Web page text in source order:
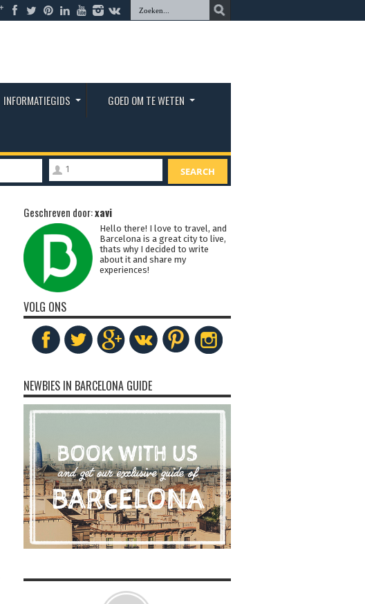
INFORMATIEGIDS GOED OM TE WETEN
1 SEARCH
Geschreven door:xavi
Hello there! I love to travel, and
Barcelona is a great city to live,
thats why I decided to write
about it and share my
experiences!
VOLG ONS
NEWBIES IN BARCELONA GUIDE